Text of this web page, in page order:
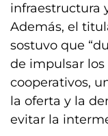
infraestructura
Además, el
sostuvo que
de impulsar
cooperativos,
la oferta y la
evitar la